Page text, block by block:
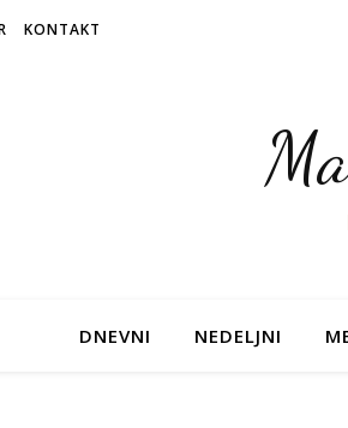
KONTAKT
DNEVNI NEDELJNI